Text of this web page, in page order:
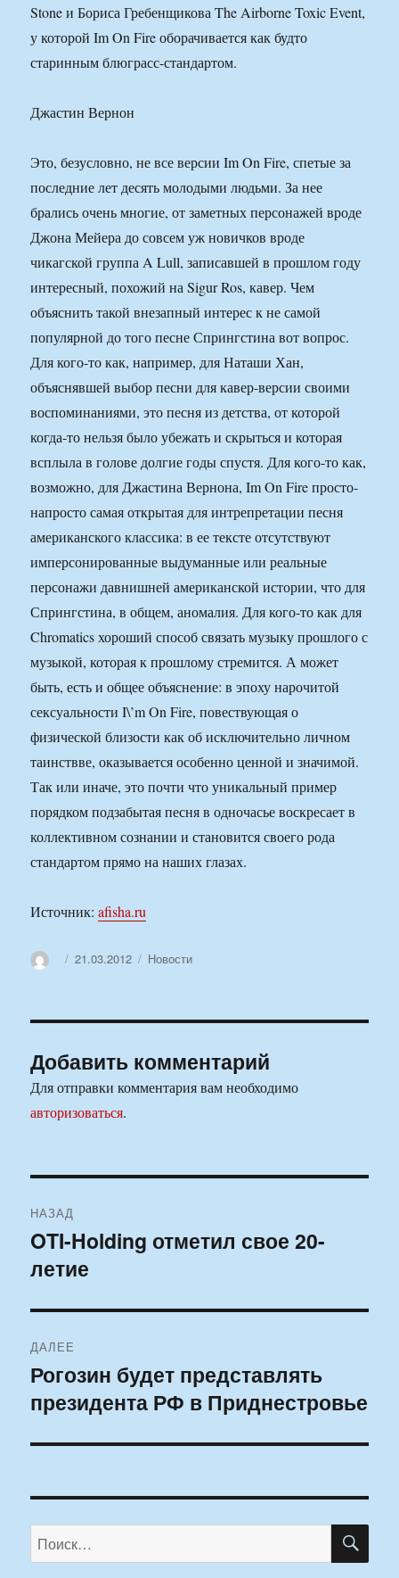
Stone и Бориса Гребенщикова The Airborne Toxic Event,
у которой Im On Fire оборачивается как будто
старинным блюграсс-стандартом.
Джастин Вернон
Это, безусловно, не все версии Im On Fire, спетые за
последние лет десять молодыми людьми. За нее
брались очень многие, от заметных персонажей вроде
Джона Мейера до совсем уж новичков вроде
чикагской группа A Lull, записавшей в прошлом году
интересный, похожий на Sigur Ros, кавер. Чем
объяснить такой внезапный интерес к не самой
популярной до того песне Спрингстина вот вопрос.
Для кого-то как, например, для Наташи Хан,
объяснявшей выбор песни для кавер-версии своими
воспоминаниями, это песня из детства, от которой
когда-то нельзя было убежать и скрыться и которая
всплыла в голове долгие годы спустя. Для кого-то как,
возможно, для Джастина Вернона, Im On Fire просто-
напросто самая открытая для интрепретации песня
американского классика: в ее тексте отсутствуют
имперсонированные выдуманные или реальные
персонажи давнишней американской истории, что для
Спрингстина, в общем, аномалия. Для кого-то как для
Chromatics хороший способ связать музыку прошлого с
музыкой, которая к прошлому стремится. А может
быть, есть и общее объяснение: в эпоху нарочитой
сексуальности I\’m On Fire, повествующая о
физической близости как об исключительно личном
таинствве, оказывается особенно ценной и значимой.
Так или иначе, это почти что уникальный пример
порядком подзабытая песня в одночасье воскресает в
коллективном сознании и становится своего рода
стандартом прямо на наших глазах.
Источник:afisha.ru
АвторОпубликовано
21.03.2012 Рубрики
Новости
Добавить комментарий
Для отправки комментария вам необходимо
авторизоваться.
по
записям
НАЗАД
Предыдущая
запись:
OTI-Holding отметил свое 20-
летие
ДАЛЕЕ
Следующая
запись:
Рогозин будет представлять
президента РФ в Приднестровье
Искать: